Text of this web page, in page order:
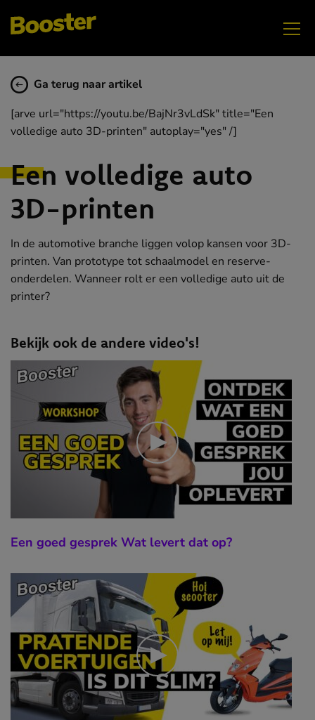
Ga terug naar artikel
[arve url="https://youtu.be/BajNr3vLdSk" title="Een
volledige auto 3D-printen" autoplay="yes" /]
Een volledige auto
3D-printen
In de automotive branche liggen volop kansen voor 3D-
printen. Van prototype tot schaalmodel en reserve-
onderdelen. Wanneer rolt er een volledige auto uit de
printer?
Bekijk ook de andere video's!
Een goed gesprek Wat levert dat op?